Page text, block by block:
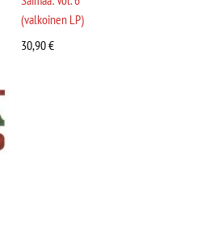
(valkoinen LP)
30,90€